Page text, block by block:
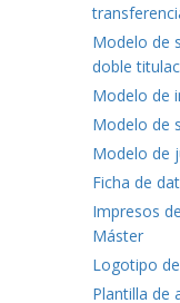
Modelo de
doble
Modelo de
Modelo de
Modelo de
Ficha de
Impresos
Máster
Logotipo
Plantilla de